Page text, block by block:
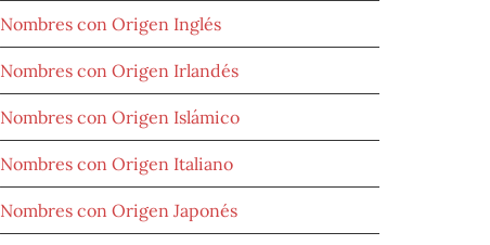
Nombres con Origen Inglés
Nombres con Origen Irlandés
Nombres con Origen Islámico
Nombres con Origen Italiano
Nombres con Origen Japonés